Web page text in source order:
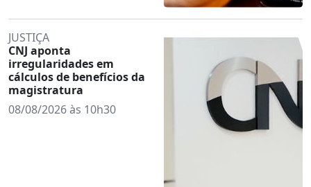
JUSTIÇA
CNJ aponta
irregularidades em
cálculos de benefícios da
magistratura
08/08/2026 às 10h30